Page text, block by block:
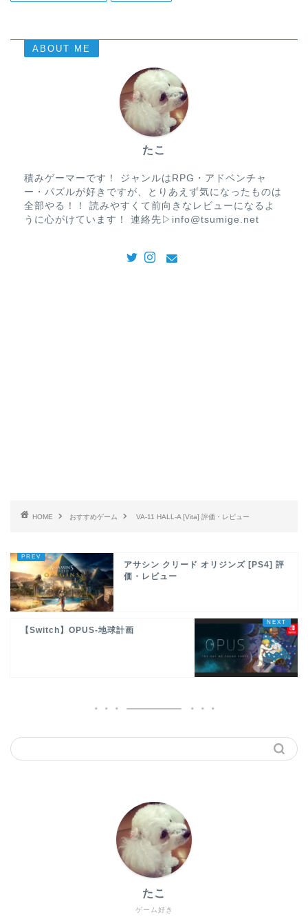
ABOUT ME
たこ
積みゲーマーです！ ジャンルはRPG・アドベンチャ
ー・パズルが好きですが、とりあえず気になったものは
全部やる！！ 読みやすくて前向きなレビューになるよ
うに心がけています！ 連絡先▷info@tsumige.net
HOME おすすめゲーム VA-11 HALL-A [Vita] 評価・レビュー
アサシン クリード オリジンズ [PS4] 評
価・レビュー
【Switch】OPUS-地球計画
ゲーム好き
たこ